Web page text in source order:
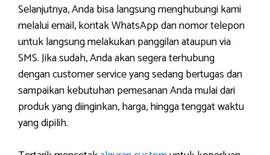
Selanjutnya, Anda bisa langsung menghubungi kami
melalui email, kontak WhatsApp dan nomor telepon
untuk langsung melakukan panggilan ataupun via
SMS. Jika sudah, Anda akan segera terhubung
dengan customer service yang sedang bertugas dan
sampaikan kebutuhan pemesanan Anda mulai dari
produk yang diinginkan, harga, hingga tenggat waktu
yang dipilih.